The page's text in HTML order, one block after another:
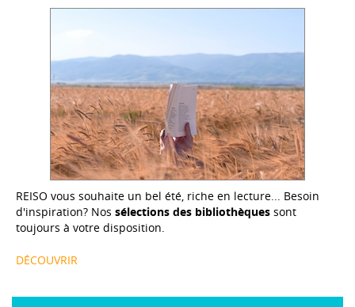
REISO vous souhaite un bel été, riche en lecture... Besoin
d'inspiration? Nos sélections des bibliothèques sont
toujours à votre disposition.
DÉCOUVRIR